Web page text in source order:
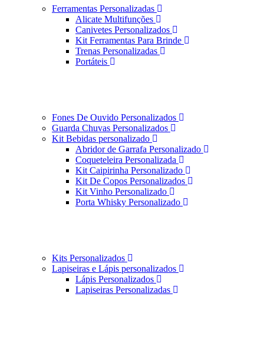
Ferramentas Personalizadas
Alicate Multifunções
Canivetes Personalizados
Kit Ferramentas Para Brinde
Trenas Personalizadas
Portáteis
Fones De Ouvido Personalizados
Guarda Chuvas Personalizados
Kit Bebidas personalizado
Abridor de Garrafa Personalizado
Coqueteleira Personalizada
Kit Caipirinha Personalizado
Kit De Copos Personalizados
Kit Vinho Personalizado
Porta Whisky Personalizado
Kits Personalizados
Lapiseiras e Lápis personalizados
Lápis Personalizados
Lapiseiras Personalizadas